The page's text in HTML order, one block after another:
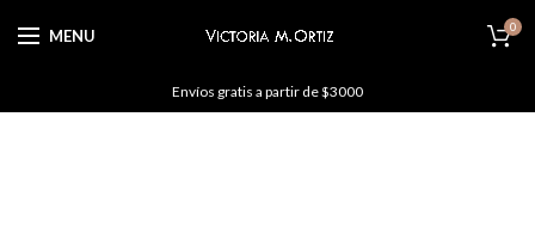
MENU 0
Envíos gratis a partir de $3000